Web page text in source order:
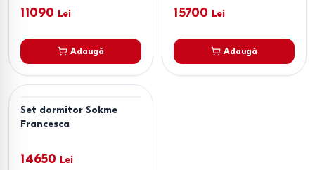
11090 Lei
Adaugă
15700 Lei
Adaugă
Set dormitor Sokme
Francesca
14650 Lei